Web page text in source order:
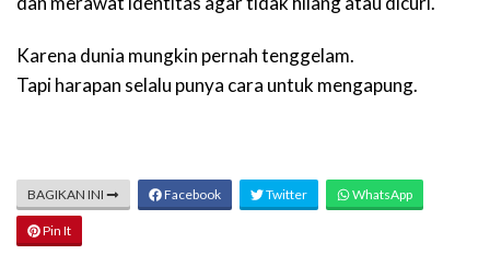
Karena dunia mungkin pernah tenggelam.
Tapi harapan selalu punya cara untuk mengapung.
BAGIKAN INI Facebook Twitter WhatsApp
Pin It